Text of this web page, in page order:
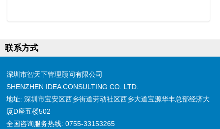
联系方式
深圳市智天下管理顾问有限公司
SHENZHEN IDEA CONSULTING CO. LTD.
地址: 深圳市宝安区西乡街道劳动社区西乡大道宝源华丰总部经济大
厦D座五楼502
全国咨询服务热线: 0755-33153265